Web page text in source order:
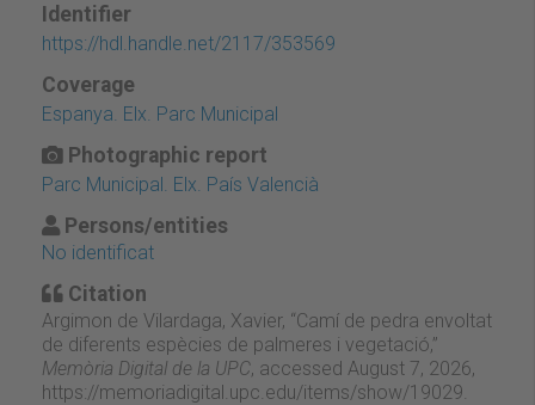
Identifier
https://hdl.handle.net/2117/353569
Coverage
Espanya. Elx. Parc Municipal
Photographic report
Parc Municipal. Elx. País Valencià
Persons/entities
No identificat
Citation
Argimon de Vilardaga, Xavier, “Camí de pedra envoltat
de diferents espècies de palmeres i vegetació,”
Memòria Digital de la UPC, accessed August 7, 2026,
https://memoriadigital.upc.edu/items/show/19029